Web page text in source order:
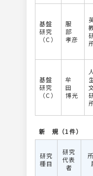
基盤
研究
（C）
服
部
孝彦
基盤
研究
（C）
牟
田
博光
新 規（1件）
研究
種目
研究
代表
者